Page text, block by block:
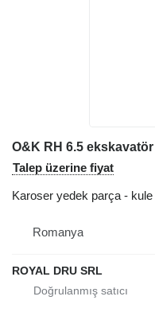
O&K RH 6.5
Talep üzerine fiyat
Karoser yedek parça -
Romanya
ROYAL DRU SRL